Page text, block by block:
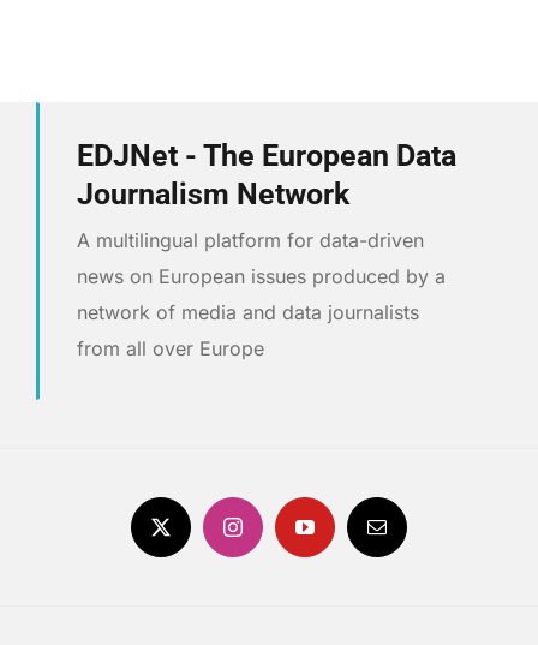
EDJNet - The European Data
Journalism Network
A multilingual platform for data-driven
news on European issues produced by a
network of media and data journalists
from all over Europe